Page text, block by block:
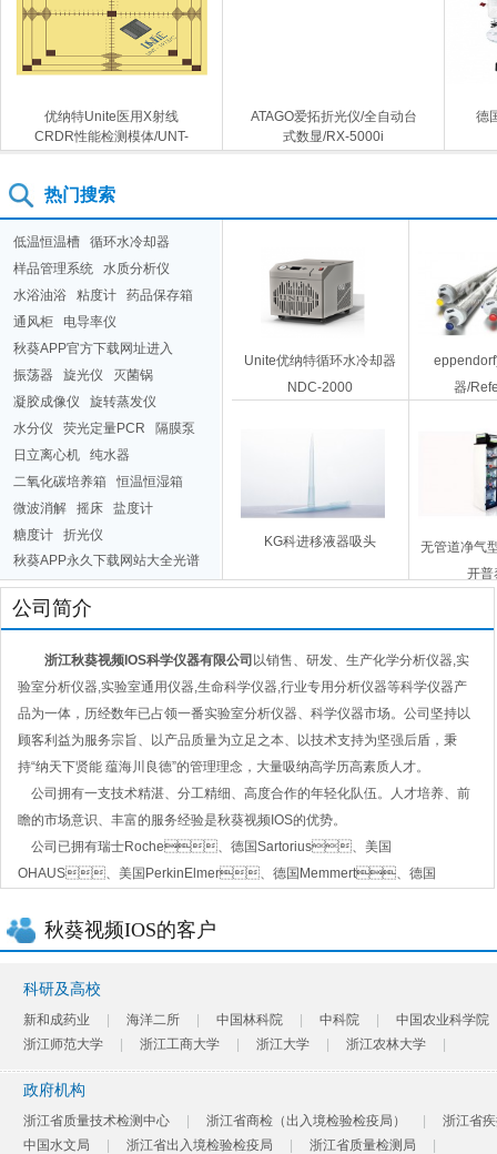
优纳特Unite医用X射线
CRDR性能检测模体/UNT-
ATAGO爱拓折光仪/全自动台
式数显/RX-5000i
德
热门搜索
低温恒温槽
循环水冷却器
样品管理系统
水质分析仪
水浴油浴
粘度计
药品保存箱
通风柜
电导率仪
秋葵APP官方下载网址进入
振荡器
旋光仪
灭菌锅
凝胶成像仪
旋转蒸发仪
水分仪
荧光定量PCR
隔膜泵
日立离心机
纯水器
二氧化碳培养箱
恒温恒湿箱
微波消解
摇床
盐度计
糖度计
折光仪
秋葵APP永久下载网站大全光谱
原子吸收
液相色谱
秋葵视频色版APP
移液器
紫外分光光度计
烘箱
天平
Unite优纳特循环水冷却器
NDC-2000
器/
KG科进移液器吸头
无管道净气
开
公司简介
浙江秋葵视频IOS科学仪器有限公司 以销售、研发、生产化学分析仪器,实
验室分析仪器,实验室通用仪器,生命科学仪器,行业专用分析仪器等科学仪器产
品为一体，历经数年已占领一番实验室分析仪器、科学仪器市场。公司坚持以
顾客利益为服务宗旨、以产品质量为立足之本、以技术支持为坚强后盾，秉
持“纳天下贤能 蕴海川良德”的管理理念，大量吸纳高学历高素质人才。
公司拥有一支技术精湛、分工精细、高度合作的年轻化队伍。人才培养、前
瞻的市场意识、丰富的服务经验是秋葵视频IOS的优势。
公司已拥有瑞士Roche、德国Sartorius、美国
OHAUS、美国PerkinElmer、德国Memmert、德国
Erlab、英国Cleaver、德国Nabertherm、日本
Atago、天美Techcomp、日立、Tomy、
NuAire、优纳特、澳柯玛、泰国诗董、上海森信、上海科进、天津欧
时设有十余家厂商在浙江省的维修站，致力于为广大用户提供完善的实验室整
体解决方案及一站式服务。
公司以诚信经营和服务为方向、以过硬的质量保证和雄厚的维修力量为支
秋葵视频IOS的客户
科研及高校
新和成药业 海洋二所 中国林科院 中科院
中国农业科学院
浙江师范大学
浙江工商大学 浙江大学 浙江农林大学
政府机构
浙江省质量技术检测中心 浙江省商检（出入境检验检疫局）
浙江省
中国水文局
浙江省出入境检验检疫局 浙江省质量检测局